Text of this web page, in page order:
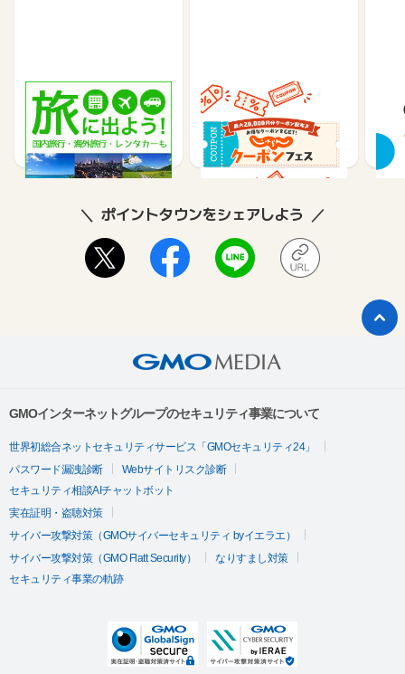
楽天トラベル
1%
じゃらんnet
1.2%
テ
ポイントタウンをシェアしよう
GMOインターネットグループのセキュリティ事業について
世界初総合ネットセキュリティサービス「GMOセキュリティ24」
パスワード漏洩診断
Webサイトリスク診断
セキュリティ相談AIチャットボット
実在証明・盗聴対策
サイバー攻撃対策（GMOサイバーセキュリティ byイエラエ）
サイバー攻撃対策（GMO Flatt Security）
なりすまし対策
セキュリティ事業の軌跡